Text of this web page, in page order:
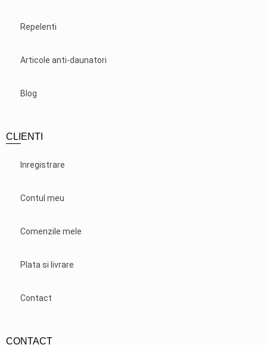
Repelenti
Articole anti-daunatori
Blog
CLIENTI
Inregistrare
Contul meu
Comenzile mele
Plata si livrare
Contact
CONTACT